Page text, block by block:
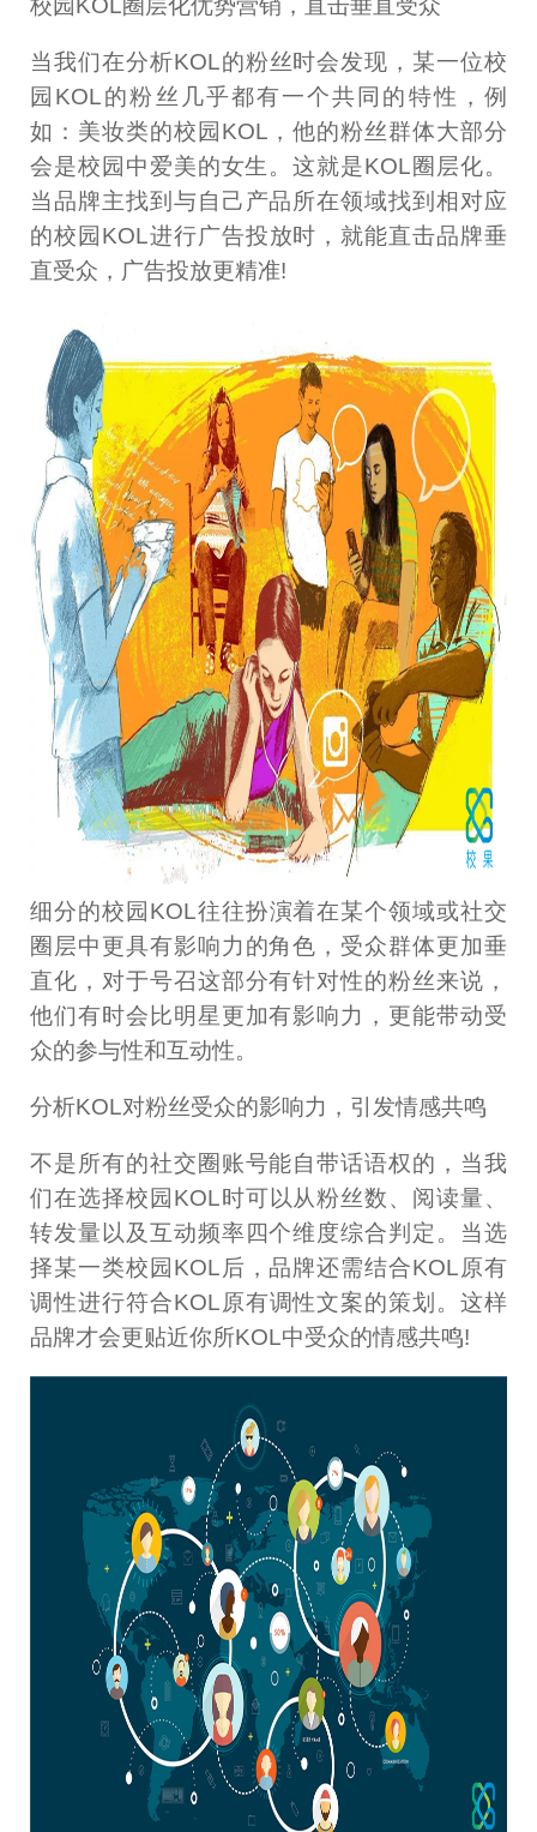
校园KOL圈层化优势营销，直击垂直受众
当我们在分析KOL的粉丝时会发现，某一位校
园KOL的粉丝几乎都有一个共同的特性，例
如：美妆类的校园KOL，他的粉丝群体大部分
会是校园中爱美的女生。这就是KOL圈层化。
当品牌主找到与自己产品所在领域找到相对应
的校园KOL进行广告投放时，就能直击品牌垂
直受众，广告投放更精准!
细分的校园KOL往往扮演着在某个领域或社交
圈层中更具有影响力的角色，受众群体更加垂
直化，对于号召这部分有针对性的粉丝来说，
他们有时会比明星更加有影响力，更能带动受
众的参与性和互动性。
分析KOL对粉丝受众的影响力，引发情感共鸣
不是所有的社交圈账号能自带话语权的，当我
们在选择校园KOL时可以从粉丝数、阅读量、
转发量以及互动频率四个维度综合判定。当选
择某一类校园KOL后，品牌还需结合KOL原有
调性进行符合KOL原有调性文案的策划。这样
品牌才会更贴近你所KOL中受众的情感共鸣!